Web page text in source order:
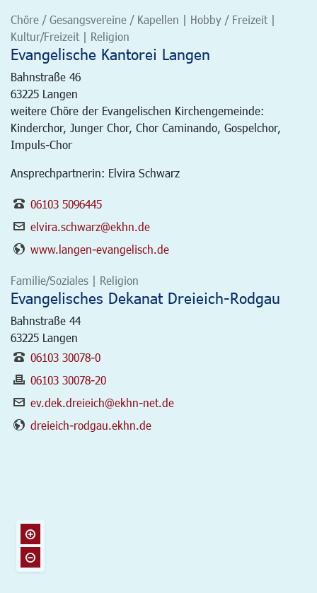
Chöre / Gesangsvereine / Kapellen | Hobby / Freizeit |
Kultur/Freizeit | Religion
Evangelische Kantorei Langen
Bahnstraße 46
63225 Langen
weitere Chöre der Evangelischen Kirchengemeinde:
Kinderchor, Junger Chor, Chor Caminando, Gospelchor,
Impuls-Chor
Ansprechpartnerin: Elvira Schwarz
06103 5096445
elvira.schwarz@ekhn.de
www.langen-evangelisch.de
Familie/Soziales | Religion
Evangelisches Dekanat Dreieich-Rodgau
Bahnstraße 44
63225 Langen
06103 30078-0
06103 30078-20
ev.dek.dreieich@ekhn-net.de
dreieich-rodgau.ekhn.de